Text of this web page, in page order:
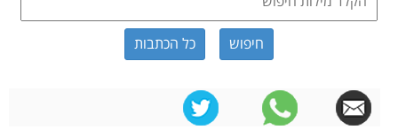
כל הכתבות